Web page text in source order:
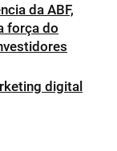
da ABF,
força do
digital